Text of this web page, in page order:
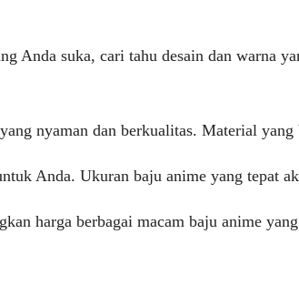
Anda suka, cari tahu desain dan warna
nyaman dan berkualitas. Material yang
Anda. Ukuran baju anime yang tepat
harga berbagai macam baju anime